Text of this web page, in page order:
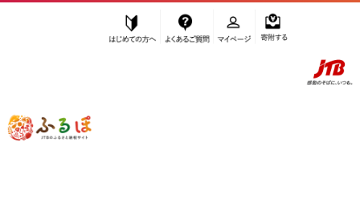
ふるぽ JTBのふるさと納税サイト